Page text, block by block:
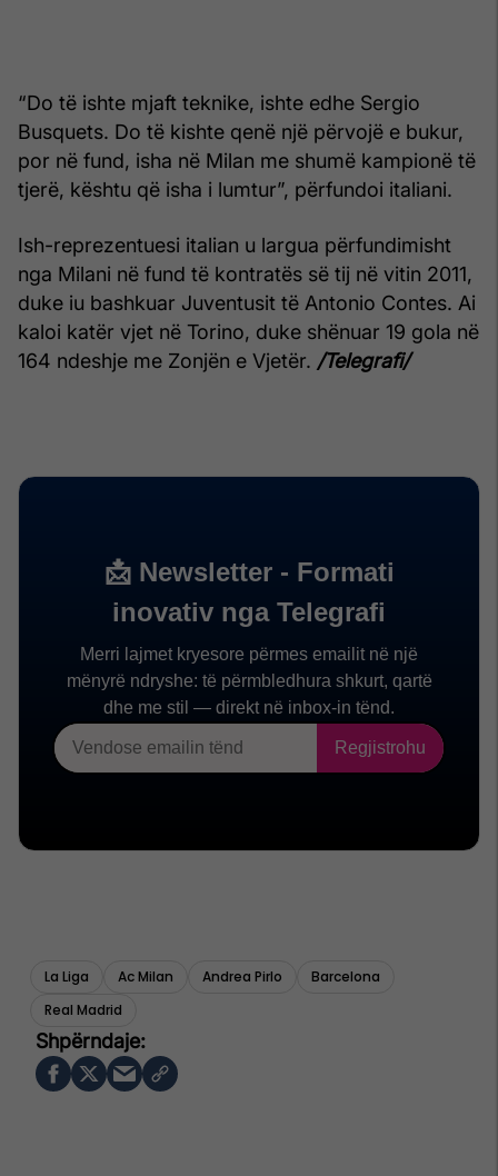
“Do të ishte mjaft teknike, ishte edhe Sergio
Busquets. Do të kishte qenë një përvojë e bukur,
por në fund, isha në Milan me shumë kampionë të
tjerë, kështu që isha i lumtur”, përfundoi italiani.
Ish-reprezentuesi italian u largua përfundimisht
nga Milani në fund të kontratës së tij në vitin 2011,
duke iu bashkuar Juventusit të Antonio Contes. Ai
kaloi katër vjet në Torino, duke shënuar 19 gola në
164 ndeshje me Zonjën e Vjetër. /Telegrafi/
La Liga Ac Milan Andrea Pirlo
Barcelona
Real Madrid